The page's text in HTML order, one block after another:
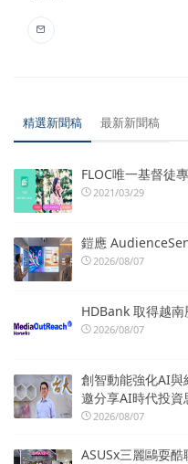
精選新聞稿 最新新聞稿
FLOC唯一基督徒
2021/03/29
鎧應
2026/08/07
HDBank 取得越
2026/08/07
創智動能強化AI與
邀分享AI時代投資
2026/08/07
ASUSx三麗鷗耍